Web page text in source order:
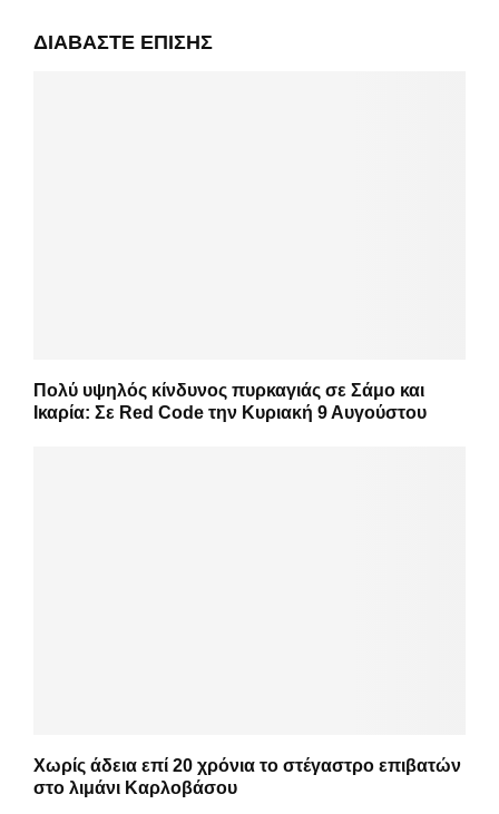
ΔΙΑΒΆΣΤΕ ΕΠΊΣΗΣ
Πολύ υψηλός κίνδυνος πυρκαγιάς σε Σάμο και
Ικαρία: Σε Red Code την Κυριακή 9 Αυγούστου
Χωρίς άδεια επί 20 χρόνια το στέγαστρο επιβατών
στο λιμάνι Καρλοβάσου